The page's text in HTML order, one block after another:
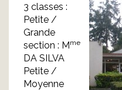
3 classes :
Petite /
Grande
section : Mme
DA SILVA
Petite /
Moyenne